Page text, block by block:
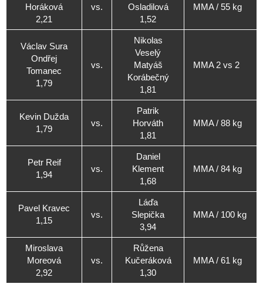
Horáková
2,21
vs.
Osladilová
1,52
MMA / 55 kg
Václav Sura
Ondřej
Tomanec
1,79
vs.
Nikolas
Veselý
Matyáš
Korábečný
1,81
MMA 2 vs 2
Kevin Dužda
1,79
vs.
Patrik
Horváth
1,81
MMA / 88 kg
Petr Reif
1,94
vs.
Daniel
Klement
1,68
MMA / 84 kg
Pavel Kravec
1,15
vs.
Láďa
Slepička
3,94
MMA / 100 kg
Miroslava
Moreová
2,92
vs.
Růžena
Kučeráková
1,30
MMA / 61 kg